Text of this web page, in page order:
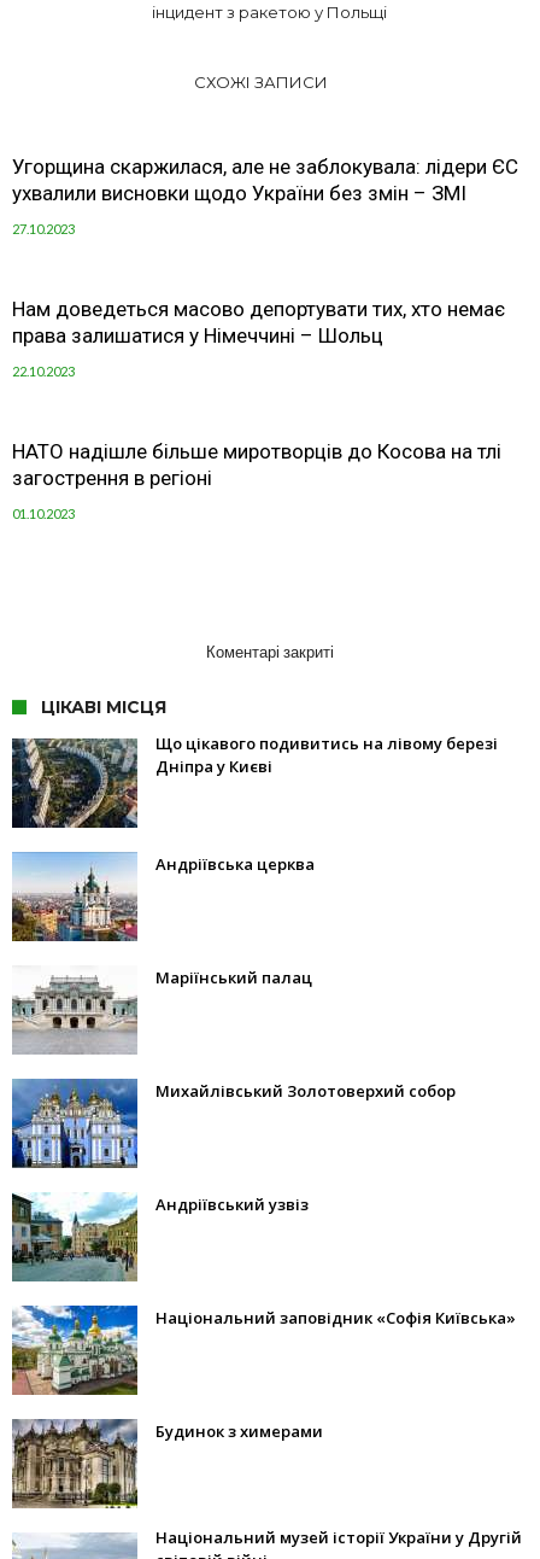
інцидент з ракетою у Польщі
СХОЖІ ЗАПИСИ
Угорщина скаржилася, але не заблокувала: лідери ЄС
ухвалили висновки щодо України без змін – ЗМІ
27.10.2023
Нам доведеться масово депортувати тих, хто немає
права залишатися у Німеччині – Шольц
22.10.2023
НАТО надішле більше миротворців до Косова на тлі
загострення в регіоні
01.10.2023
Коментарі закриті
ЦІКАВІ МІСЦЯ
Що цікавого подивитись на лівому березі
Дніпра у Києві
Андріївська церква
Маріїнський палац
Михайлівський Золотоверхий собор
Андріївський узвіз
Національний заповідник «Софія Київська»
Будинок з химерами
Національний музей історії України у Другій